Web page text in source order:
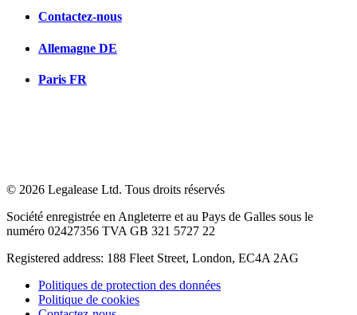
Contactez-nous
Allemagne DE
Paris FR
© 2026 Legalease Ltd. Tous droits réservés
Société enregistrée en Angleterre et au Pays de Galles sous le
numéro 02427356 TVA GB 321 5727 22
Registered address: 188 Fleet Street, London, EC4A 2AG
Politiques de protection des données
Politique de cookies